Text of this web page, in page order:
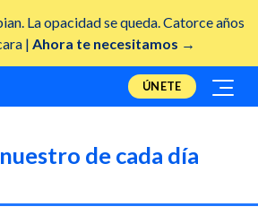
La opacidad se queda. Catorce años
| Ahora te necesitamos →
ÚNETE
de cada día